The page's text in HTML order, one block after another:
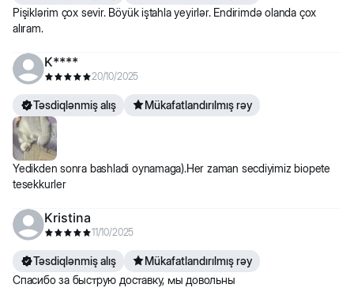
Pişiklərim çox sevir. Böyük iştahla yeyirlər. Endirimdə olanda çox
alıram.
K****
20/10/2025
Təsdiqlənmiş alış Mükafatlandırılmış rəy
Yedikden sonra bashladi oynamaga).Her zaman secdiyimiz biopete
tesekkurler
Kristina
11/10/2025
Təsdiqlənmiş alış
Mükafatlandırılmış rəy
Спасибо за быструю доставку, мы довольны